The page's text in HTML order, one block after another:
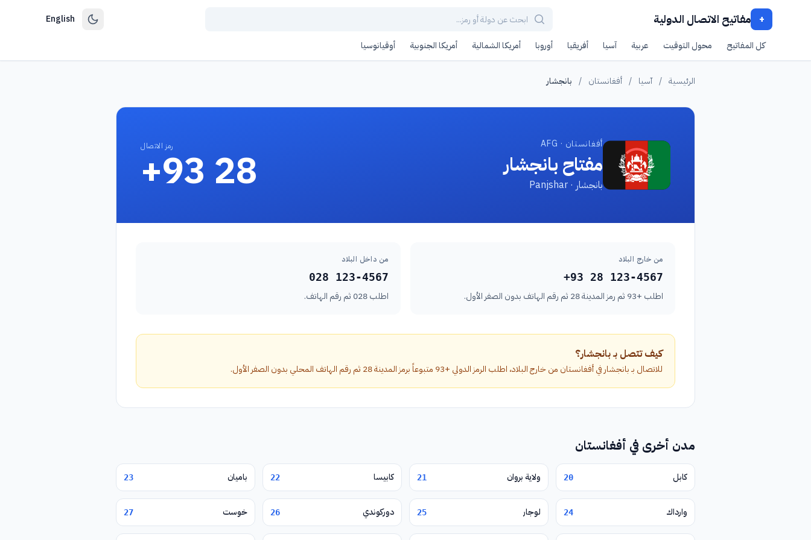
+ مفاتيح الاتصال الدولية English
كل المفاتيح محول التوقيت عربية آسيا أفريقيا أوروبا أمريكا الشمالية أمريكا الجنوبية أوقيانوسيا
الرئيسية / آسيا / أفغانستان / بانجشار
أفغانستان · AFG
مفتاح بانجشار
بانجشار · Panjshar
رمز الاتصال
+93 28
من خارج البلاد
+93 28 123-4567
اطلب +93 ثم رمز المدينة 28 ثم رقم الهاتف بدون الصفر الأول.
من داخل البلاد
028 123-4567
اطلب 028 ثم رقم الهاتف.
كيف تتصل بـ بانجشار؟
للاتصال بـ بانجشار في أفغانستان من خارج البلاد، اطلب الرمز الدولي +93 متبوعاً برمز المدينة 28 ثم رقم الهاتف المحلي بدون الصفر الأول.
مدن أخرى في أفغانستان
كابل 20 ولاية بروان 21 كابيسا 22 باميان 23
وارداك 24 لوجار 25 دوركوندي 26 خوست 27